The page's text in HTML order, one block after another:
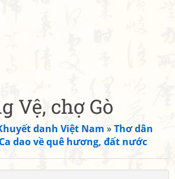
Vệ, chợ Gò
danh Việt Nam »Thơ dân
Ca dao về quê hương, đất nước